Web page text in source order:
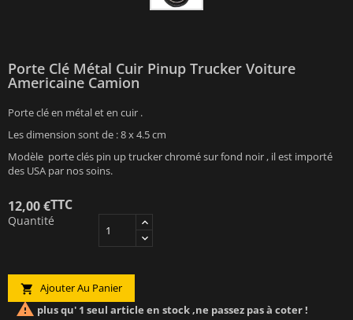
Porte Clé Métal Cuir Pinup Trucker Voiture
Americaine Camion
Porte clé en métal et en cuir .
Les dimension sont de : 8 x 4.5 cm
Modèle porte clés pin up trucker chromé sur fond noir , il est importé
des USA par nos soins.
12,00 €TTC
Quantité
 Ajouter Au Panier
 plus qu' 1 seul article en stock ,ne passez pas à coter !